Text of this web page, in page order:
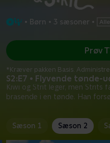
• Børn • 3 sæsoner •
S2:E7 • Flyvende tønde-
Kiwi og Strit leger, men
brasende i en tønde. Han
Prøv
*Kræver pakken Basis.
Sæson 1 Sæson 2